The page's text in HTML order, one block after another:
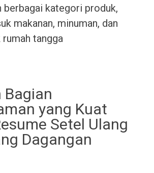
berbagai kategori produk,
makanan, minuman, dan
tangga
Bagian
yang Kuat
Setel Ulang
Dagangan